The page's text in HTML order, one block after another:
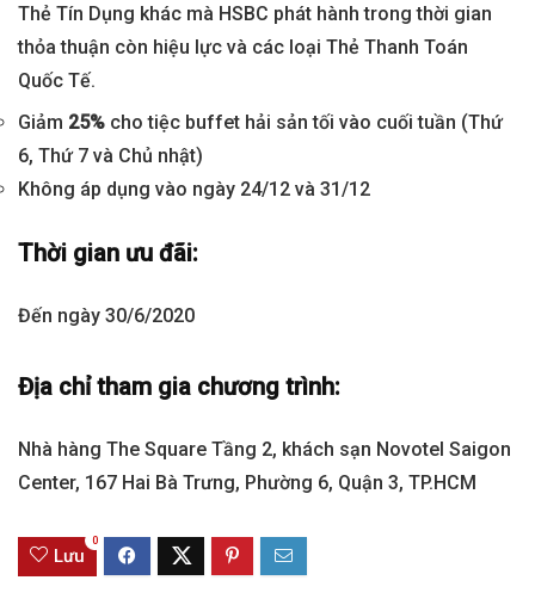
Thẻ Tín Dụng khác mà HSBC phát hành trong thời gian
thỏa thuận còn hiệu lực và các loại Thẻ Thanh Toán
Quốc Tế.
Giảm 25% cho tiệc buffet hải sản tối vào cuối tuần (Thứ
6, Thứ 7 và Chủ nhật)
Không áp dụng vào ngày 24/12 và 31/12
Thời gian ưu đãi:
Đến ngày 30/6/2020
Địa chỉ tham gia chương trình:
Nhà hàng The Square Tầng 2, khách sạn Novotel Saigon
Center, 167 Hai Bà Trưng, Phường 6, Quận 3, TP.HCM
Lưu
0